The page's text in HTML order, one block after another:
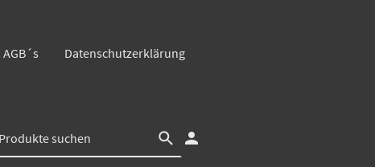
AGB´s Datenschutzerklärung